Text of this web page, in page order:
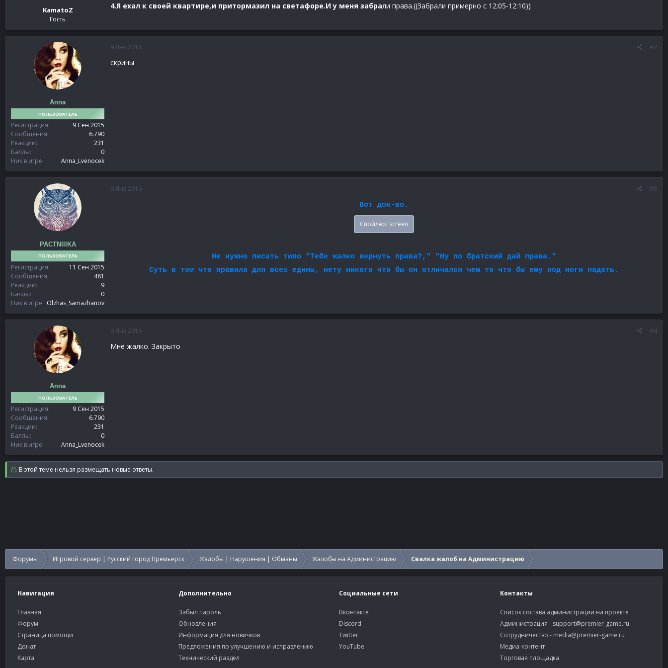
KamatoZ
Гость
4.Я ехал к своей квартире,и притормазил на светафоре.И у меня забрали права.((Забрали примерно с 12:05-12:10))
Anna
ПОЛЬЗОВАТЕЛЬ
Регистрация
9 Сен 2015
Сообщения
6.790
Реакции
231
Баллы
0
Ник в игре
Anna_Lvenocek
9 Янв 2016 #2
скрины
PACTNIIIKA
ПОЛЬЗОВАТЕЛЬ
Регистрация
11 Сен 2015
Сообщения
481
Реакции
9
Баллы
0
Ник в игре
Olzhas_Samazhanov
9 Янв 2016
#3
Вот док-во.
Спойлер: screen
Не нужно писать типо "Тебе жалко вернуть права?," "Ну по братский дай права."
Суть в том что правила для всех едины, нету никого что бы он отличался чем то что бы ему под ноги падать.
Anna
ПОЛЬЗОВАТЕЛЬ
Регистрация
9 Сен 2015
Сообщения
6.790
Реакции
231
Баллы
0
Ник в игре
Anna_Lvenocek
9 Янв 2016 #4
Мне жалко. Закрыто
В этой теме нельзя размещать новые ответы.
Форумы Игровой сервер | Русский город Премьерск Жалобы | Нарушения | Обманы Жалобы на Администрацию Свалка жалоб на Администрацию
Навигация
Главная
Форум
Страница помощи
Донат
Карта
Дополнительно
Забыл пароль
Обновления
Информация для новичков
Предложения по улучшению и исправлению
Технический раздел
Социальные сети
Вконтакте
Discord
Twitter
YouTube
Контакты
Список состава администрации на проекте
Администрация - support@premier-game.ru
Сотрудничество - media@premier-game.ru
Медиа-контент
Торговая площадка